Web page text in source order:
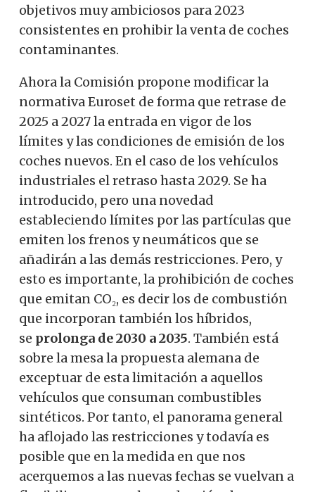
objetivos muy ambiciosos para 2023
consistentes en prohibir la venta de coches
contaminantes.
Ahora la Comisión propone modificar la
normativa Euroset de forma que retrase de
2025 a 2027 la entrada en vigor de los
límites y las condiciones de emisión de los
coches nuevos. En el caso de los vehículos
industriales el retraso hasta 2029. Se ha
introducido, pero una novedad
estableciendo límites por las partículas que
emiten los frenos y neumáticos que se
añadirán a las demás restricciones. Pero, y
esto es importante, la prohibición de coches
que emitan CO₂, es decir los de combustión
que incorporan también los híbridos,
se prolonga de 2030 a 2035. También está
sobre la mesa la propuesta alemana de
exceptuar de esta limitación a aquellos
vehículos que consuman combustibles
sintéticos. Por tanto, el panorama general
ha aflojado las restricciones y todavía es
posible que en la medida en que nos
acerquemos a las nuevas fechas se vuelvan a